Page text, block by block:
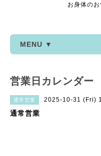
お身体の
MENU ▼
営業日カレンダー
通常営業 2025-10-31 (Fri)
通常営業